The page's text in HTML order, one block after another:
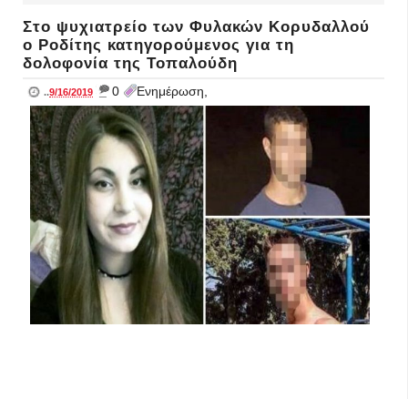
Στο ψυχιατρείο των Φυλακών Κορυδαλλού
ο Ροδίτης κατηγορούμενος για τη
δολοφονία της Τοπαλούδη
..9/16/2019 _ 0 Ενημέρωση,